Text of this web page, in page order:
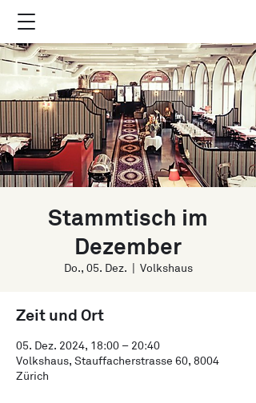
Stammtisch im
Dezember
Do., 05. Dez. Volkshaus
Zeit und Ort
05. Dez. 2024, 18:00 – 20:40
Volkshaus, Stauffacherstrasse 60, 8004
Zürich